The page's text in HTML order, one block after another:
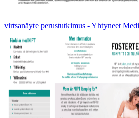
virtsanäyte perustutkimus - Yhtyneet